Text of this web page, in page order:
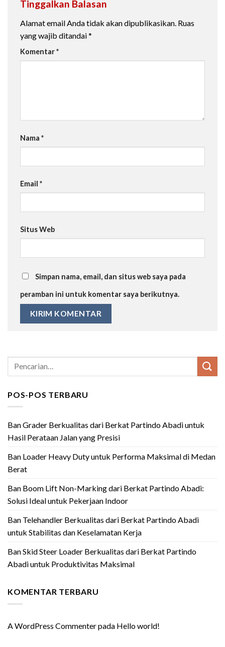
Tinggalkan Balasan
Alamat email Anda tidak akan dipublikasikan. Ruas
yang wajib ditandai*
Komentar*
Nama *
Email *
Situs Web
Simpan nama, email, dan situs web saya pada
peramban ini untuk komentar saya berikutnya.
POS-POS TERBARU
Ban Grader Berkualitas dari Berkat Partindo Abadi untuk
Hasil Perataan Jalan yang Presisi
Ban Loader Heavy Duty untuk Performa Maksimal di Medan
Berat
Ban Boom Lift Non-Marking dari Berkat Partindo Abadi:
Solusi Ideal untuk Pekerjaan Indoor
Ban Telehandler Berkualitas dari Berkat Partindo Abadi
untuk Stabilitas dan Keselamatan Kerja
Ban Skid Steer Loader Berkualitas dari Berkat Partindo
Abadi untuk Produktivitas Maksimal
KOMENTAR TERBARU
A WordPress Commenterpada Hello world!